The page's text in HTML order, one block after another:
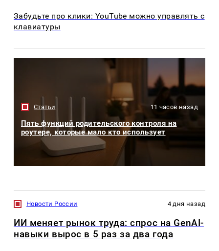
Забудьте про клики: YouTube можно управлять с
клавиатуры
Статьи 11 часов назад
Пять функций родительского контроля на
роутере, которые мало кто использует
Новости России 4 дня назад
ИИ меняет рынок труда: спрос на GenAI-
навыки вырос в 5 раз за два года